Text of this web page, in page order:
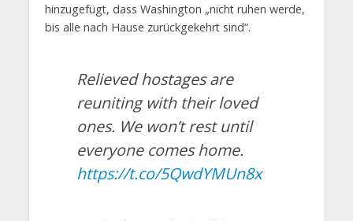
hinzugefügt, dass Washington „nicht ruhen werde,
bis alle nach Hause zurückgekehrt sind“.
Relieved hostages are
reuniting with their loved
ones. We won’t rest until
everyone comes home.
https://t.co/5QwdYMUn8x